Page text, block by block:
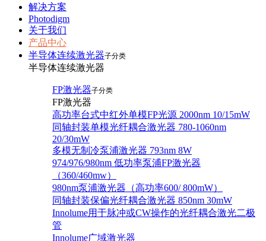
解决方案
Photodigm
关于我们
产品中心
半导体连续激光器子分类
半导体连续激光器
FP激光器子分类
FP激光器
高功率台式中红外单模FP光源 2000nm 10/15mW
同轴封装单模光纤耦合激光器 780-1060nm
20/30mW
多模无制冷泵浦激光器 793nm 8W
974/976/980nm 低功率泵浦FP激光器
（360/460mw）
980nm泵浦激光器（高功率600/ 800mW）
同轴封装保偏光纤耦合激光器 850nm 30mW
Innolume用于脉冲或CW操作的光纤耦合激光二极
管
Innolume广域激光器